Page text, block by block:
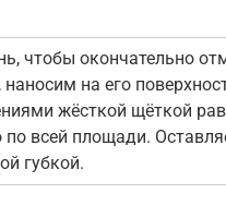
чтобы окончательно
на его
жёсткой щёткой
по всей площади.
губкой.